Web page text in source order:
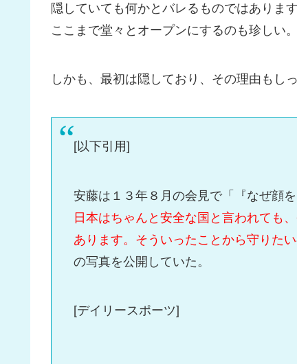
隠していても何かとバレるものではありま
ここまで堂々とオープンにするのも珍しい。
しかも、最初は隠しており、その理由もし
[以下引用]
安藤は１３年８月の会見で「『なぜ顔
日本はちゃんと安全な国と言われても
あります。そういったことから守りたい
の写真を公開していた。
[デイリースポーツ]